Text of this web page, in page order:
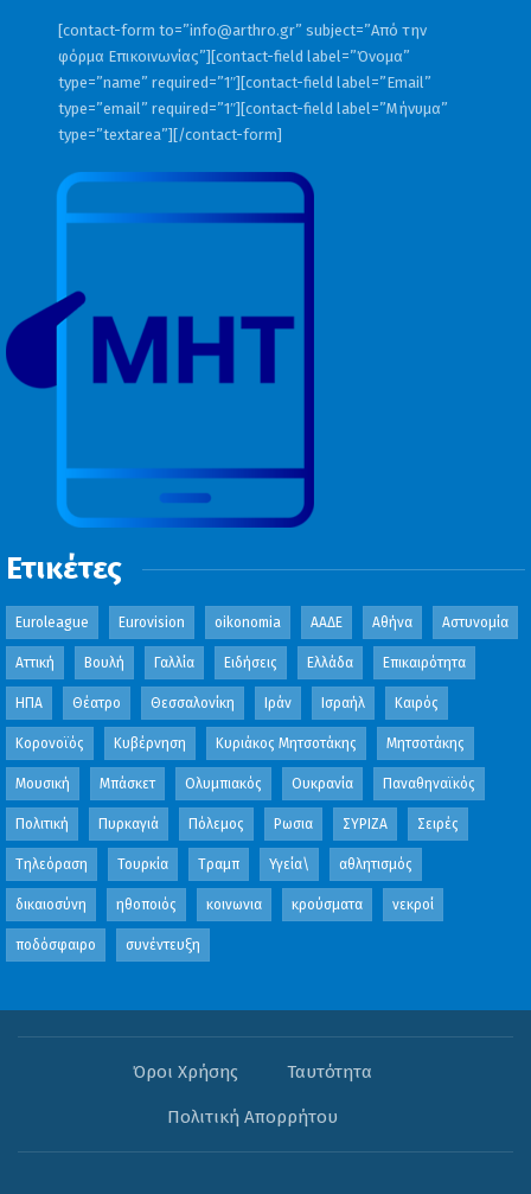
[contact-form to=”info@arthro.gr” subject=”Από την
φόρμα Επικοινωνίας”][contact-field label=”Όνομα”
type=”name” required=”1″][contact-field label=”Email”
type=”email” required=”1″][contact-field label=”Μήνυμα”
type=”textarea”][/contact-form]
Ετικέτες
Euroleague Eurovision oikonomia ΑΑΔΕ Αθήνα Αστυνομία
Αττική Βουλή Γαλλία Ειδήσεις Ελλάδα Επικαιρότητα
ΗΠΑ Θέατρο Θεσσαλονίκη Ιράν Ισραήλ Καιρός
Κορονοϊός Κυβέρνηση Κυριάκος Μητσοτάκης Μητσοτάκης
Μουσική Μπάσκετ Ολυμπιακός Ουκρανία Παναθηναϊκός
Πολιτική Πυρκαγιά Πόλεμος Ρωσια ΣΥΡΙΖΑ Σειρές
Τηλεόραση Τουρκία Τραμπ Υγεία\ αθλητισμός
δικαιοσύνη ηθοποιός κοινωνια κρούσματα νεκροί
ποδόσφαιρο συνέντευξη
Όροι Χρήσης Ταυτότητα
Πολιτική Απορρήτου